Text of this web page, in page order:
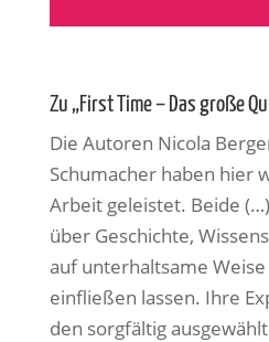
Zu „First Time – Das große
Die Autoren Nicola
Schumacher haben hier
Arbeit geleistet. Beide
über Geschichte,
auf unterhaltsame
einfließen lassen. Ihre
den sorgfältig